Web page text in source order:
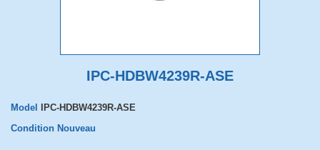
IPC-HDBW4239R-ASE
Model
IPC-HDBW4239R-ASE
Condition Nouveau